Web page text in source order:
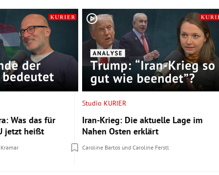
Was das für
jetzt heißt
Studio KURIER
Iran-Krieg: Die aktuelle Lage im
Nahen Osten erklärt
Caroline Bartos und Caroline Ferstl